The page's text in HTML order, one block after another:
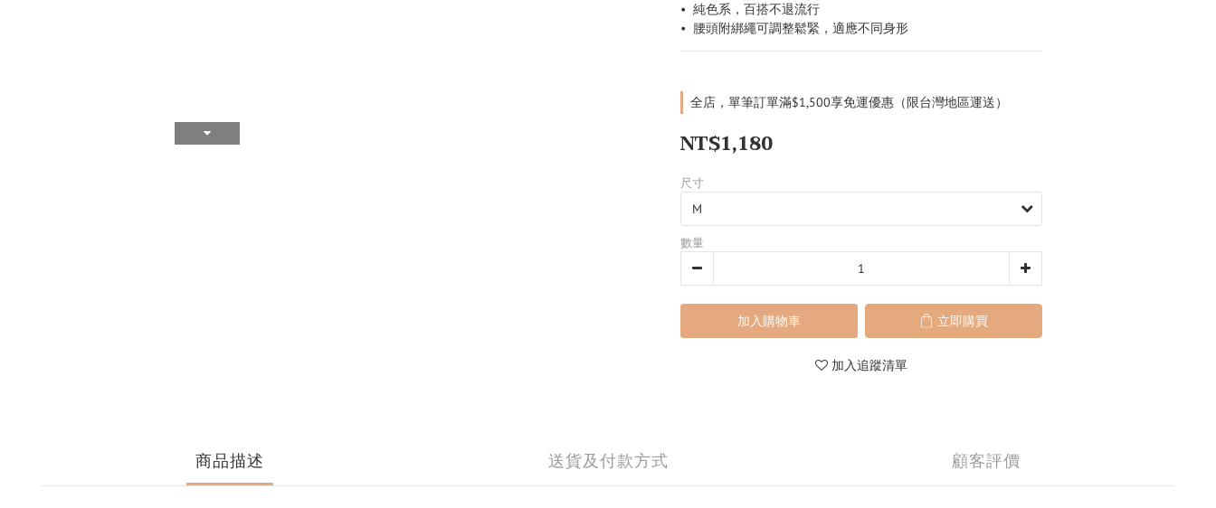
•  純色系，百搭不退流行
•  腰頭附綁繩可調整鬆緊，適應不同身形
全店，單筆訂單滿$1,500享免運優惠（限台灣地區運送）
NT$1,180
尺寸
數量
加入購物車 立即購買
加入追蹤清單
商品描述 送貨及付款方式 顧客評價